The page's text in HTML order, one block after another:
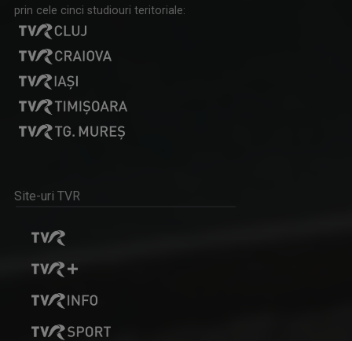
prin cele cinci studiouri teritoriale:
Site-uri TVR